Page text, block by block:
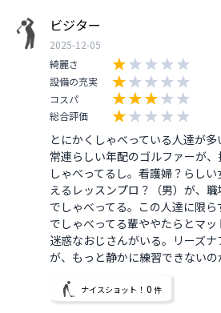
ビジター
2025-12-05
綺麗さ
設備の充実
コスパ
総合評価
とにかくしゃべっている人達が多
常連らしい年配のゴルファーが
しゃべってるし。看護婦？らし
えるレッスンプロ？（男）が、
でしゃべってる。この人達に限
でしゃべってる輩ややたらとマ
迷惑なおじさんがいる。リーズ
が、もっと静かに練習できないの
ナイスショット！ 0 件